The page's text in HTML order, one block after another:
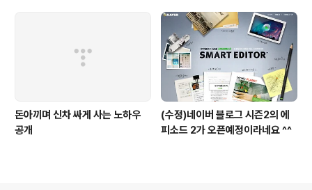
돈아끼며 신차 싸게 사는 노하우
공개
(수정)네이버 블로그 시즌2의 에
피소드 2가 오픈예정이라네요 ^^